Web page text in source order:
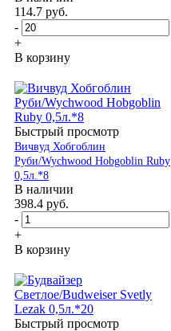
114.7 руб.
-
+
В корзину
Быстрый просмотр
Вичвуд Хобгоблин
Руби/Wychwood Hobgoblin Ruby
0,5л.*8
В наличии
398.4 руб.
-
+
В корзину
Быстрый просмотр